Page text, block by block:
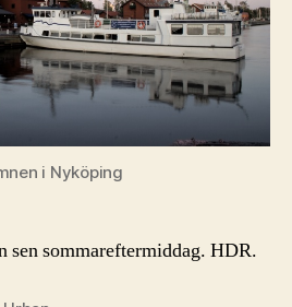
i Nyköping
sen sommareftermiddag. HDR.